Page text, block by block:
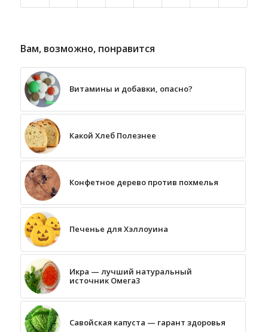
Вам, возможно, понравится
Витамины и добавки, опасно?
Какой Хлеб Полезнее
Конфетное дерево против похмелья
Печенье для Хэллоуина
Икра — лучший натуральный
источник Омега3
Савойская капуста — гарант здоровья